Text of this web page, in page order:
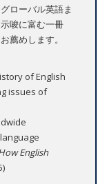
ローバル英語ま
唆に富む一冊
薦めします。
of English
issues of
English